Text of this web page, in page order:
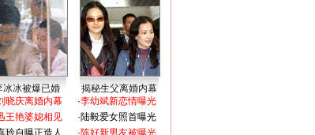
冰冰被爆已婚
揭秘生父离婚内幕
晓庆离婚内幕
王艳婆媳相见
玲自曝正造人
·李幼斌新恋情曝光
·陆毅爱女照首曝光
·陈好新男友被曝光